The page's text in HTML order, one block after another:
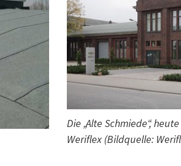
Die „Alte Schmiede“,
Weriflex (Bildquelle: